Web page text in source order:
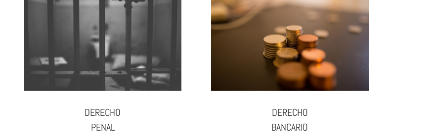
DERECHO
PENAL
DERECHO
BANCARIO